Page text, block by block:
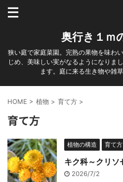
奥行き１ｍ
狭い庭で家庭菜園。完熟の果物を味わ
じめ、美味しい実がなるようになりま
ます。庭に来る生き物や雑
HOME > 植物 > 育て方 >
育て方
植物の構造 育て方
キク科～クリソ
2026/7/2